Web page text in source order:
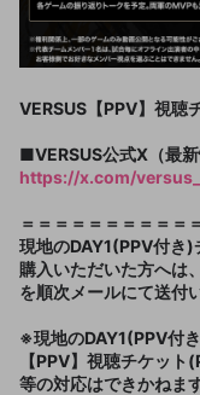
VERSUS【PPV】視聴
■VERSUS公式X（最新
https://x.com/
＝＝＝＝＝＝＝＝＝＝
現地のDAY1(PPV付き
購入いただいた方へは
を順次メールにて送付
※現地のDAY1(PPV付
【PPV】視聴チケッ
等の対応はできかねま